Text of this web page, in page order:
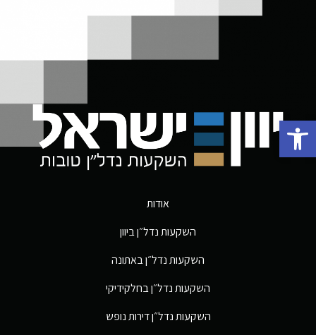
פתח סרגל נגישות
אודות
השקעות נדל״ן ביוון
השקעות נדל״ן באתונה
השקעות נדל״ן בחלקידיקי
השקעות נדל״ן דירות נופש